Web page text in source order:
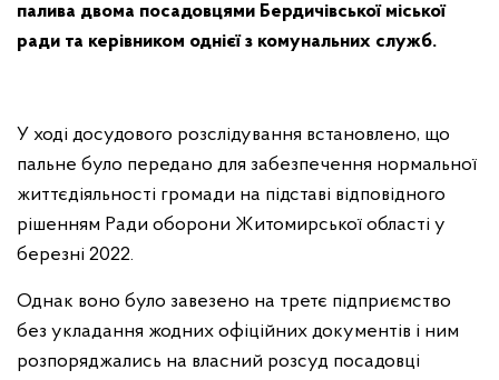
палива двома посадовцями Бердичівської міської
ради та керівником однієї з комунальних служб.
У ході досудового розслідування встановлено, що
пальне було передано для забезпечення нормальної
життєдіяльності громади на підставі відповідного
рішенням Ради оборони Житомирської області у
березні 2022.
Однак воно було завезено на третє підприємство
без укладання жодних офіційних документів і ним
розпоряджались на власний розсуд посадовці